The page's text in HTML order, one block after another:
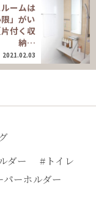
ームは
限」がい
付く収
納…
2021.02.03
ダー
#トイレ
パーホルダー